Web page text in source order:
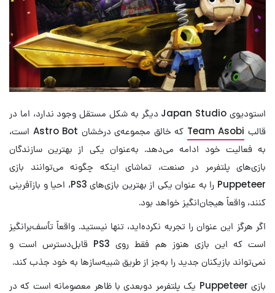
استودیوی Japan Studio دیگر به شکل مستقل وجود ندارد، اما در
قالب Team Asobi
که خالق مجموعه‌ی درخشان Astro Bot است،
به فعالیت خود ادامه می‌دهد. به‌عنوان یکی از بهترین سازندگان
بازی‌های پلتفرمر در صنعت، تماشای اینکه چگونه می‌توانند بازی
Puppeteer را به عنوان یکی از بهترین بازی‌های PS3، احیا و بازآفرینی
کنند، واقعاً هیجان‌انگیز خواهد بود.
اگر هرگز این عنوان را تجربه نکرده‌اید، تنها نیستید. واقعاً تأسف‌برانگیز
است که این بازی هنوز هم فقط روی PS3 قابل‌دسترس است و
نمی‌تواند بازیکنان جدید را به‌جز از طریق شبیه‌سازها به خود جذب کند.
بازی Puppeteer یک پلتفرمر دوبعدی با ظاهر معصومانه است که در